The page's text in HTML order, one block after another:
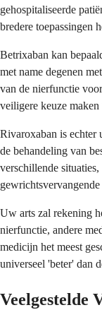
gehospitaliseerde
bredere toepassingen
Betrixaban kan
met name degenen
van de nierfunctie
veiligere keuze
Rivaroxaban is echter
de behandeling van
verschillende
gewrichtsvervangende
Uw arts zal rekening
nierfunctie, andere
medicijn het meest
universeel 'beter' dan
Veelgestelde